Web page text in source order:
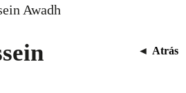
Awadh
◄ Atrás